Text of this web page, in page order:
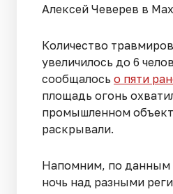
Алексей Чеверев в
Количество
увеличилось до 6
сообщалось о пяти
площадь огонь
промышленном
раскрывали.
Напомним, по
ночь над разными